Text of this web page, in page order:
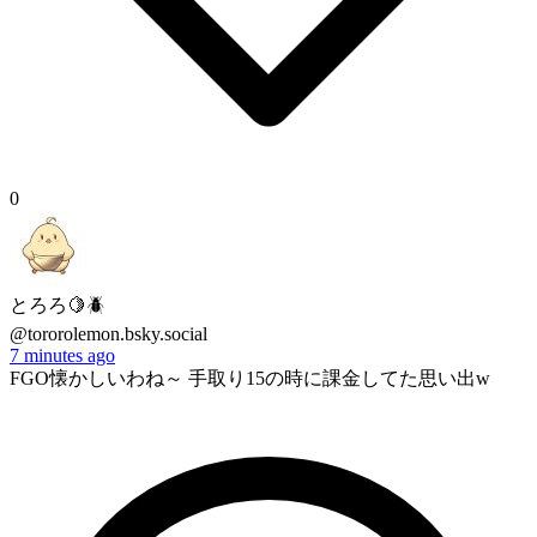
0
とろろ🍋🪲
@tororolemon.bsky.social
7 minutes ago
FGO懐かしいわね～ 手取り15の時に課金してた思い出w